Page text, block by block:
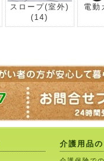
スロープ(室外)
(14)
電動
介護用品